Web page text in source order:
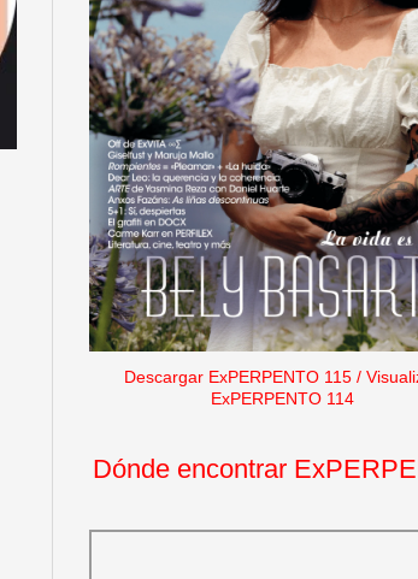
Descargar ExPERPENTO 115 /
ExPERPENTO 114
Dónde encontrar